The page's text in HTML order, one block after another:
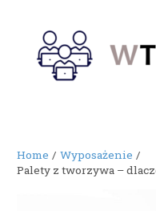
content
Home
Wyposażenie
Palety z tworzywa –